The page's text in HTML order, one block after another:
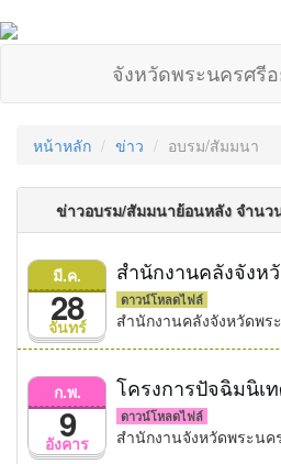
จังหวัดพระนครศรี
หน้าหลัก ข่าว อบรม/สัมมนา
ข่าวอบรม/สัมมนาย้อนหลัง จำนว
จันทร์
มี.ค.
28 ดาวน์โหลดไฟล์
สำนักงานคลังจังหวัดพร
อังคาร
ก.พ.
9
โครงการปัจฉิมนิเ
ดาวน์โหลดไฟล์
สำนักงานจังหวัดพระนค